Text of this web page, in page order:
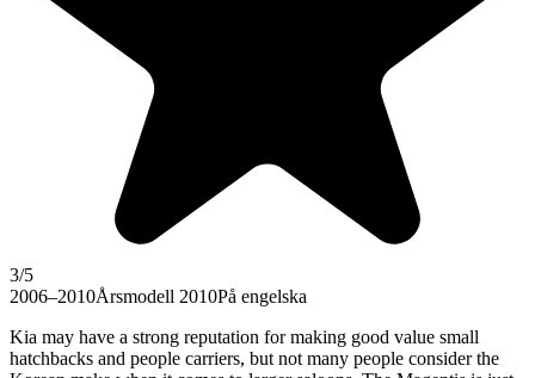
3/5
2006–2010Årsmodell 2010På engelska
Kia may have a strong reputation for making good value small
hatchbacks and people carriers, but not many people consider the